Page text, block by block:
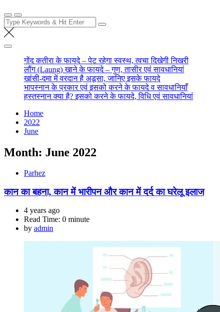
Search
for:
गोंद कतीरा के फायदे – पेट रहेगा स्वस्थ, त्वचा दिखेगी निखरी
लौंग (Laung) खाने के फायदे – गुण, तासीर एवं सावधानियां
खांसी-दमा में वरदान है अडूसा, जानिए इसके फायदे
भापस्नान के प्रकार एवं इसको करने के फायदे व सावधानियाँ
हस्तस्नान क्या है? इसको करने के फायदे, विधि एवं सावधानियां
Home
2022
June
Month: June 2022
Parhez
कान का बहना, कान में भारीपन और कान में दर्द का घरेलू इलाज
4 years ago
Read Time: 0 minute
by admin